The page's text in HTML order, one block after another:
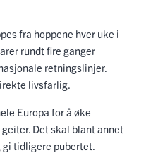
fra hoppene hver uke i
rundt fire ganger
retningslinjer.
livsfarlig.
Europa for å øke
Det skal blant annet
tidligere pubertet.